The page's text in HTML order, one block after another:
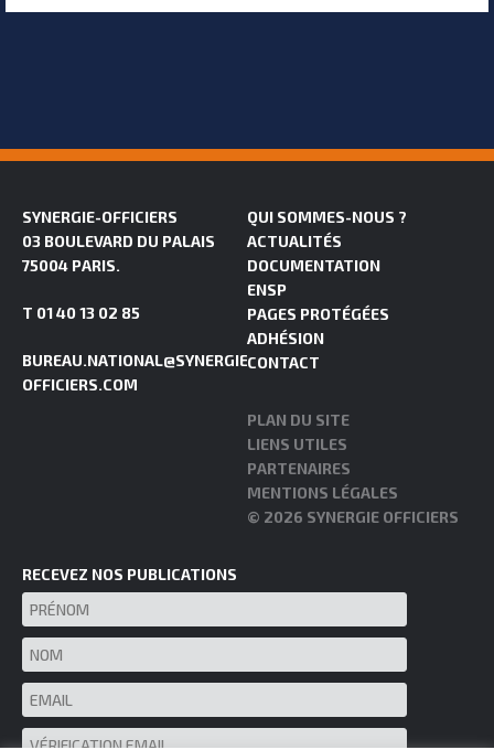
SYNERGIE-OFFICIERS
03 BOULEVARD DU PALAIS
75004 PARIS.
T 01 40 13 02 85
BUREAU.NATIONAL@SYNERGIE-
OFFICIERS.COM
QUI SOMMES-NOUS ?
ACTUALITÉS
DOCUMENTATION
ENSP
PAGES PROTÉGÉES
ADHÉSION
CONTACT
PLAN DU SITE
LIENS UTILES
PARTENAIRES
MENTIONS LÉGALES
© 2026 SYNERGIE OFFICIERS
RECEVEZ NOS PUBLICATIONS